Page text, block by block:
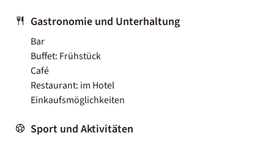
Gastronomie und Unterhaltung
Bar
Buffet: Frühstück
Café
Restaurant: im Hotel
Einkaufsmöglichkeiten
Sport und Aktivitäten